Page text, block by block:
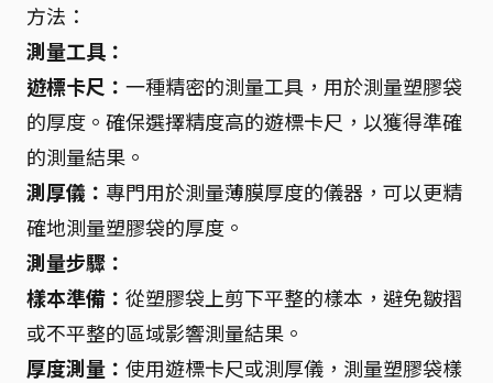
方法：
測量工具：
遊標卡尺： 一種精密的測量工具，用於測量塑膠袋
的厚度。確保選擇精度高的遊標卡尺，以獲得準確
的測量結果。
測厚儀： 專門用於測量薄膜厚度的儀器，可以更精
確地測量塑膠袋的厚度。
測量步驟：
樣本準備： 從塑膠袋上剪下平整的樣本，避免皺摺
或不平整的區域影響測量結果。
厚度測量： 使用遊標卡尺或測厚儀，測量塑膠袋樣